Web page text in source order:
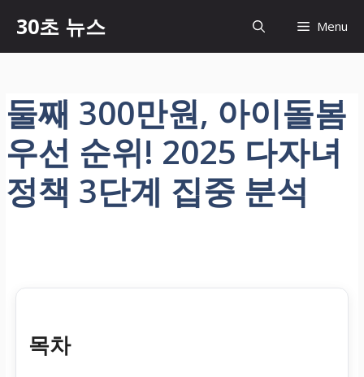
츠
너
뛰
기
30초 뉴스 Menu
둘째 300만원, 아이돌봄
우선 순위! 2025 다자녀
정책 3단계 집중 분석
목차